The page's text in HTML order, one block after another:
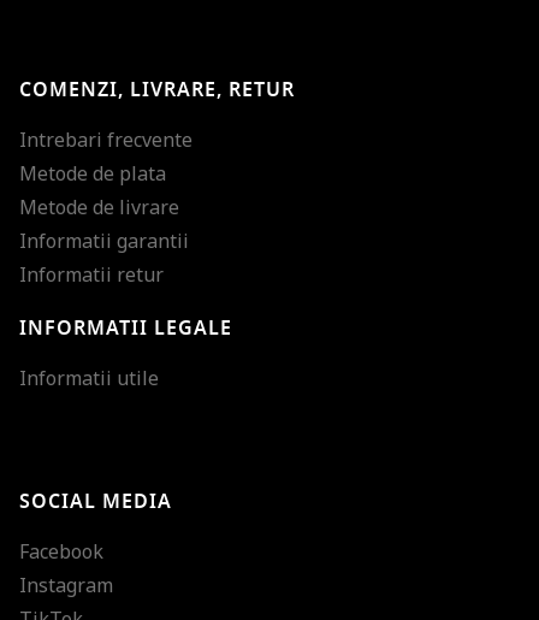
COMENZI, LIVRARE, RETUR
Intrebari frecvente
Metode de plata
Metode de livrare
Informatii garantii
Informatii retur
INFORMATII LEGALE
Informatii utile
SOCIAL MEDIA
Facebook
Instagram